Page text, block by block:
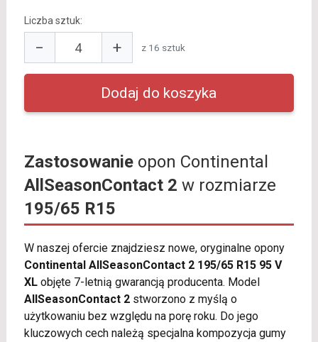
Liczba sztuk:
− + z 16 sztuk
Zastosowanieopon Continental
AllSeasonContact 2 w rozmiarze
195/65 R15
W naszej ofercie znajdziesz nowe, oryginalne opony
Continental AllSeasonContact 2 195/65 R15 95 V
XLobjęte 7-letnią gwarancją producenta. Model
AllSeasonContact 2stworzono z myślą o
użytkowaniu bez względu na porę roku. Do jego
kluczowych cech należą specjalna kompozycja gumy